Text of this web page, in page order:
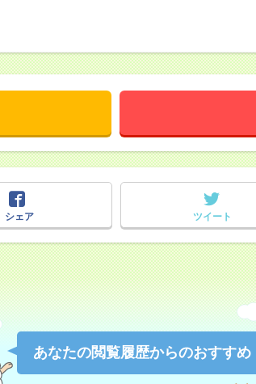
シェア
ツイート
あなたの閲覧履歴からのおすすめ